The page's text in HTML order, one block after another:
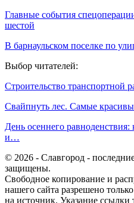
Главные события
шестой
В барнаульском поселке по
Выбор читателей:
Строительство транспортной
Свайпнуть лес. Самые
День осеннего равноденствия:
и…
© 2026 - Славгород -
защищены.
Свободное копирование и
нашего сайта разрешено
на источник. Указание ссылки